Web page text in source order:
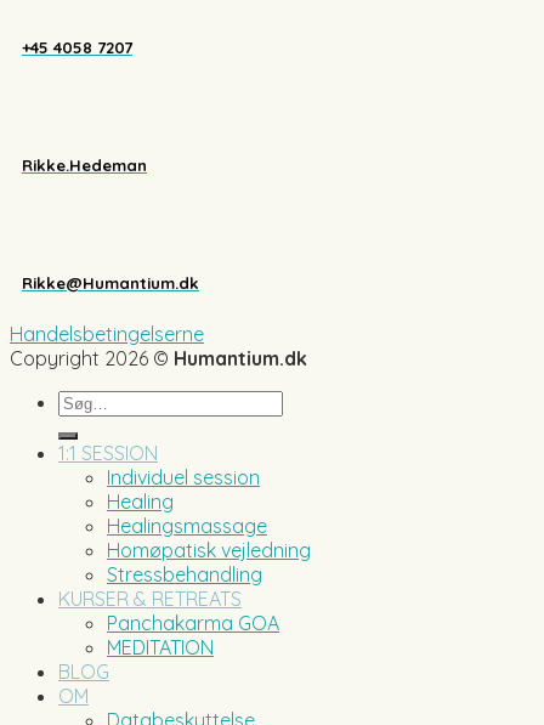
+45 4058 7207
Rikke.Hedeman
Rikke@Humantium.dk
Handelsbetingelserne
Copyright 2026 © Humantium.dk
Søg
efter:
1:1 SESSION
Individuel session
Healing
Healingsmassage
Homøpatisk vejledning
Stressbehandling
KURSER & RETREATS
Panchakarma GOA
MEDITATION
BLOG
OM
Databeskyttelse